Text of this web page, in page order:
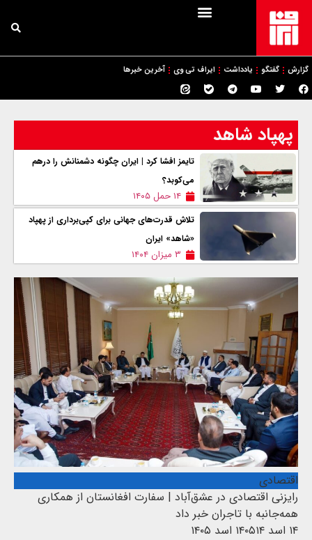
گزارش گفتگو یادداشت ایراف تی وی آخرین خبرها
پهپاد شاهد
تایمز افشا کرد | ایران چگونه دشمنانش را درهم
می‌کوبد؟
۱۴ حمل ۱۴۰۵
تلاش قدرت‌های جهانی برای کپی‌برداری از پهپاد
«شاهد» ایران
۳ میزان ۱۴۰۴
اقتصادی
رایزنی اقتصادی در عشق‌آباد | سفارت افغانستان از همکاری
همه‌جانبه با تاجران خبر داد
۱۴ اسد ۱۴۰۵
۱۴ اسد ۱۴۰۵